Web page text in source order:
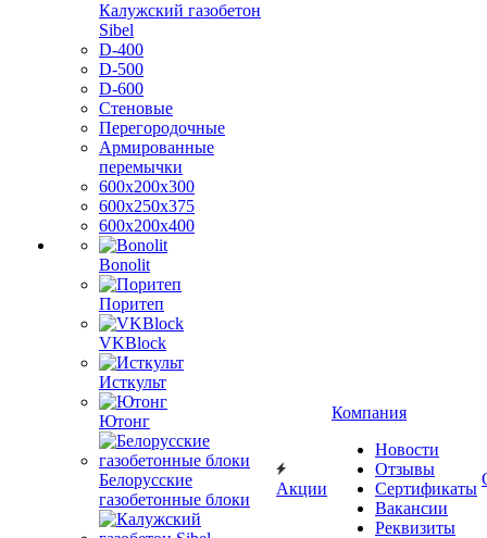
Калужский газобетон
Sibel
D-400
D-500
D-600
Стеновые
Перегородочные
Армированные
перемычки
600х200х300
600х250х375
600х200х400
Bonolit
Поритеп
VKBlock
Исткульт
Ютонг
Белорусские
газобетонные блоки
Акции
Компания
Новости
Отзывы
Сертификаты
Вакансии
Реквизиты